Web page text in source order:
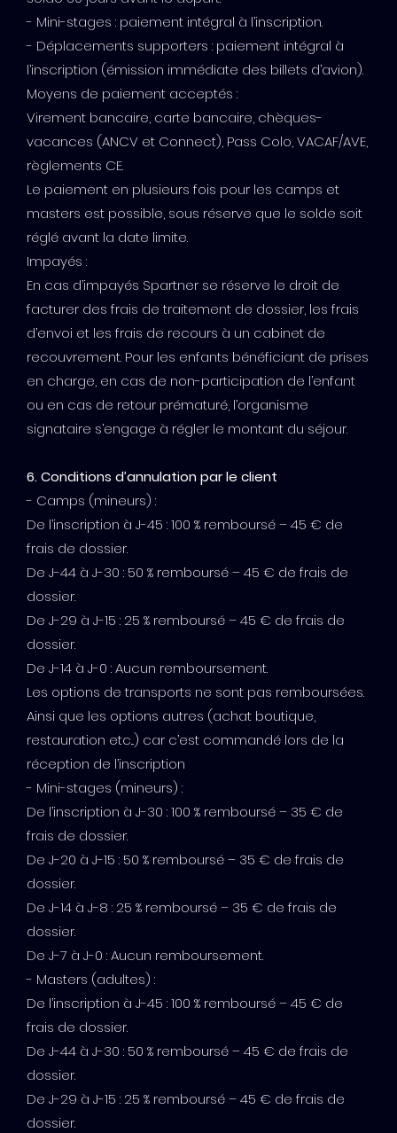
- Mini-stages : paiement intégral à l’inscription.
- Déplacements supporters : paiement intégral à
l’inscription (émission immédiate des billets d’avion).
Moyens de paiement acceptés :
Virement bancaire, carte bancaire, chèques-
vacances (ANCV et Connect), Pass Colo, VACAF/AVE,
règlements CE.
Le paiement en plusieurs fois pour les camps et
masters est possible, sous réserve que le solde soit
réglé avant la date limite.
Impayés :
En cas d’impayés Spartner se réserve le droit de
facturer des frais de traitement de dossier, les frais
d’envoi et les frais de recours à un cabinet de
recouvrement. Pour les enfants bénéficiant de prises
en charge, en cas de non-participation de l’enfant
ou en cas de retour prématuré, l’organisme
signataire s’engage à régler le montant du séjour.
6. Conditions d’annulation par le client
- Camps (mineurs) :
De l’inscription à J-45 : 100 % remboursé – 45 € de
frais de dossier.
De J-44 à J-30 : 50 % remboursé – 45 € de frais de
dossier.
De J-29 à J-15 : 25 % remboursé – 45 € de frais de
dossier.
De J-14 à J-0 : Aucun remboursement.
Les options de transports ne sont pas remboursées.
Ainsi que les options autres (achat boutique,
restauration etc...) car c’est commandé lors de la
réception de l’inscription
- Mini-stages (mineurs) :
De l’inscription à J-30 : 100 % remboursé – 35 € de
frais de dossier.
De J-20 à J-15 : 50 % remboursé – 35 € de frais de
dossier.
De J-14 à J-8 : 25 % remboursé – 35 € de frais de
dossier.
De J-7 à J-0 : Aucun remboursement.
- Masters (adultes) :
De l’inscription à J-45 : 100 % remboursé – 45 € de
frais de dossier.
De J-44 à J-30 : 50 % remboursé – 45 € de frais de
dossier.
De J-29 à J-15 : 25 % remboursé – 45 € de frais de
dossier.